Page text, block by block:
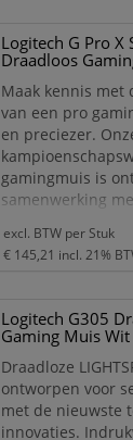
U krijgt meer
blauwe optische
functioneert op
oppervlakken,
Logitech G Pro X
Draadloos
Maak kennis met
van een pro
en preciezer.
gamingmuis is
samenwerking
jou en de
mechanische
combineert de
betrouwbaarheid
schakelaars met
stroomverbruik e
excl. BTW per Stuk
€ 145,21 incl. 21%
Logitech G305
Gaming Muis Wit
Draadloze
ontworpen voor
met de nieuwste
innovaties.